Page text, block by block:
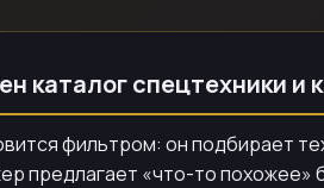
каталог спецтехники и
фильтром: он подбирает
предлагает «что-то похожее»